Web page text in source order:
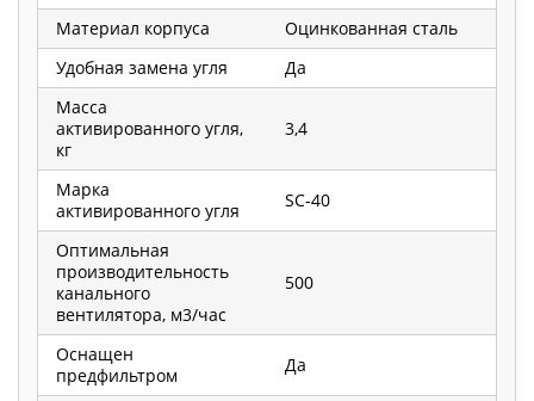
Материал корпуса
Оцинкованная сталь
Удобная замена угля
Да
Масса
активированного угля,
кг
3,4
Марка
активированного угля
SC-40
Оптимальная
производительность
канального
вентилятора, м3/час
500
Оснащен
предфильтром
Да